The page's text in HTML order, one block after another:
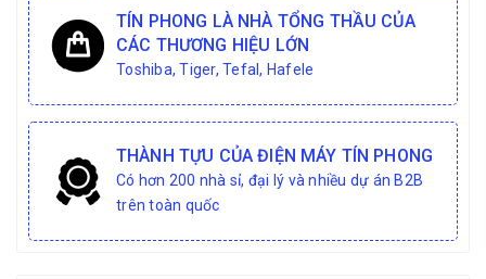
TÍN PHONG LÀ NHÀ TỔNG THẦU CỦA
CÁC THƯƠNG HIỆU LỚN
Toshiba, Tiger, Tefal, Hafele
THÀNH TỰU CỦA ĐIỆN MÁY TÍN PHONG
Có hơn 200 nhà sỉ, đại lý và nhiều dự án B2B
trên toàn quốc